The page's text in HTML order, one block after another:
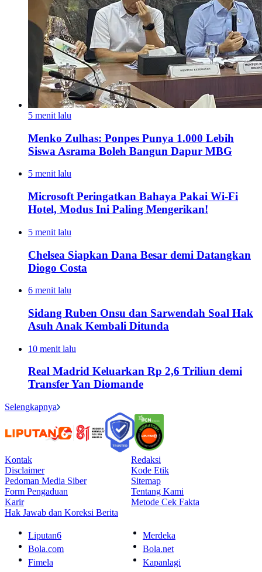
5 menit lalu
Menko Zulhas: Ponpes Punya 1.000 Lebih
Siswa Asrama Boleh Bangun Dapur MBG
5 menit lalu
Microsoft Peringatkan Bahaya Pakai Wi-Fi
Hotel, Modus Ini Paling Mengerikan!
5 menit lalu
Chelsea Siapkan Dana Besar demi Datangkan
Diogo Costa
6 menit lalu
Sidang Ruben Onsu dan Sarwendah Soal Hak
Asuh Anak Kembali Ditunda
10 menit lalu
Real Madrid Keluarkan Rp 2,6 Triliun demi
Transfer Yan Diomande
Selengkapnya
Kontak
Redaksi
Disclaimer
Kode Etik
Pedoman Media Siber
Sitemap
Form Pengaduan
Tentang Kami
Karir
Metode Cek Fakta
Hak Jawab dan Koreksi Berita
Liputan6
Merdeka
Bola.com
Bola.net
Fimela
Kapanlagi